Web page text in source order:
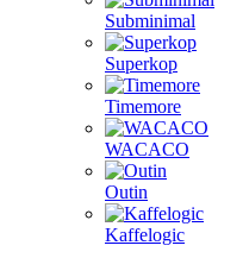
Subminimal
Superkop
Timemore
WACACO
Outin
Kaffelogic